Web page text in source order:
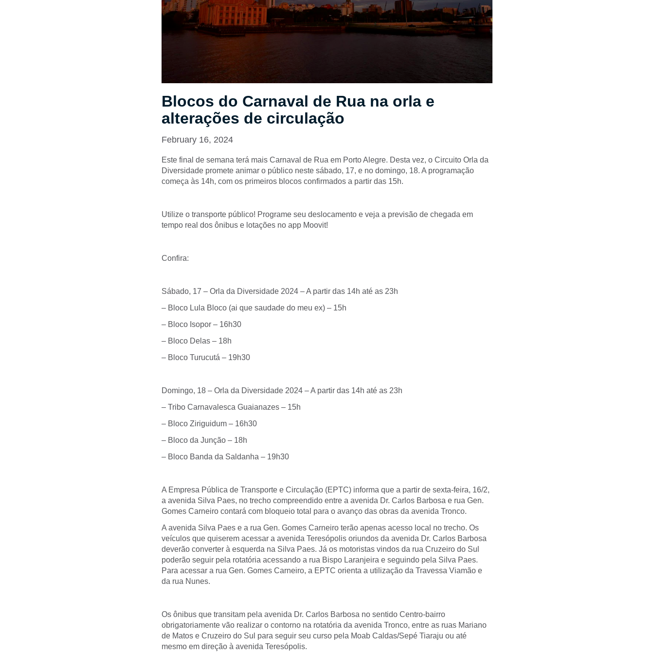
Blocos do Carnaval de Rua na orla e
alterações de circulação
February 16, 2024
Este final de semana terá mais Carnaval de Rua em Porto Alegre. Desta vez, o Circuito Orla da
Diversidade promete animar o público neste sábado, 17, e no domingo, 18. A programação
começa às 14h, com os primeiros blocos confirmados a partir das 15h.
Utilize o transporte público! Programe seu deslocamento e veja a previsão de chegada em
tempo real dos ônibus e lotações no app Moovit!
Confira:
Sábado, 17 – Orla da Diversidade 2024 – A partir das 14h até as 23h
– Bloco Lula Bloco (ai que saudade do meu ex) – 15h
– Bloco Isopor – 16h30
– Bloco Delas – 18h
– Bloco Turucutá – 19h30
Domingo, 18 – Orla da Diversidade 2024 – A partir das 14h até as 23h
– Tribo Carnavalesca Guaianazes – 15h
– Bloco Ziriguidum – 16h30
– Bloco da Junção – 18h
– Bloco Banda da Saldanha – 19h30
A Empresa Pública de Transporte e Circulação (EPTC) informa que a partir de sexta-feira, 16/2,
a avenida Silva Paes, no trecho compreendido entre a avenida Dr. Carlos Barbosa e rua Gen.
Gomes Carneiro contará com bloqueio total para o avanço das obras da avenida Tronco.
A avenida Silva Paes e a rua Gen. Gomes Carneiro terão apenas acesso local no trecho. Os
veículos que quiserem acessar a avenida Teresópolis oriundos da avenida Dr. Carlos Barbosa
deverão converter à esquerda na Silva Paes. Já os motoristas vindos da rua Cruzeiro do Sul
poderão seguir pela rotatória acessando a rua Bispo Laranjeira e seguindo pela Silva Paes.
Para acessar a rua Gen. Gomes Carneiro, a EPTC orienta a utilização da Travessa Viamão e
da rua Nunes.
Os ônibus que transitam pela avenida Dr. Carlos Barbosa no sentido Centro-bairro
obrigatoriamente vão realizar o contorno na rotatória da avenida Tronco, entre as ruas Mariano
de Matos e Cruzeiro do Sul para seguir seu curso pela Moab Caldas/Sepé Tiaraju ou até
mesmo em direção à avenida Teresópolis.